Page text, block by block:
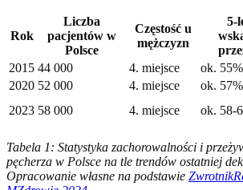
Rok
Liczba
pacjentów w
Polsce
Częstość u
mężczyzn
5-
2015 44 000 4. miejsce ok. 55%
2020 52 000 4. miejsce ok. 57%
2023 58 000 4. miejsce ok. 58-
Tabela 1: Statystyka zachorowalności i
pęcherza w Polsce na tle trendów ostatniej
Opracowanie własne na podstawie